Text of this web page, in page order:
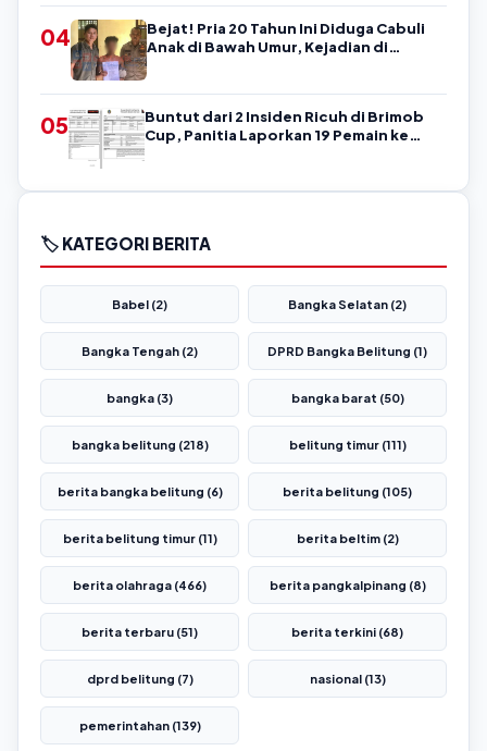
04
Bejat! Pria 20 Tahun Ini Diduga Cabuli
Anak di Bawah Umur, Kejadian di
05
Buntut dari 2 Insiden Ricuh di Brimob
Cup, Panitia Laporkan 19 Pemain ke
🏷️ KATEGORI BERITA
Babel (2) Bangka Selatan (2)
Bangka Tengah (2) DPRD Bangka Belitung (1)
bangka (3) bangka barat (50)
bangka belitung (218) belitung timur (111)
berita bangka belitung (6) berita belitung (105)
berita belitung timur (11) berita beltim (2)
berita olahraga (466) berita pangkalpinang (8)
berita terbaru (51) berita terkini (68)
dprd belitung (7) nasional (13)
pemerintahan (139)